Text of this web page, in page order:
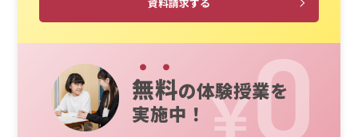
無料の体験授業を
実施中！